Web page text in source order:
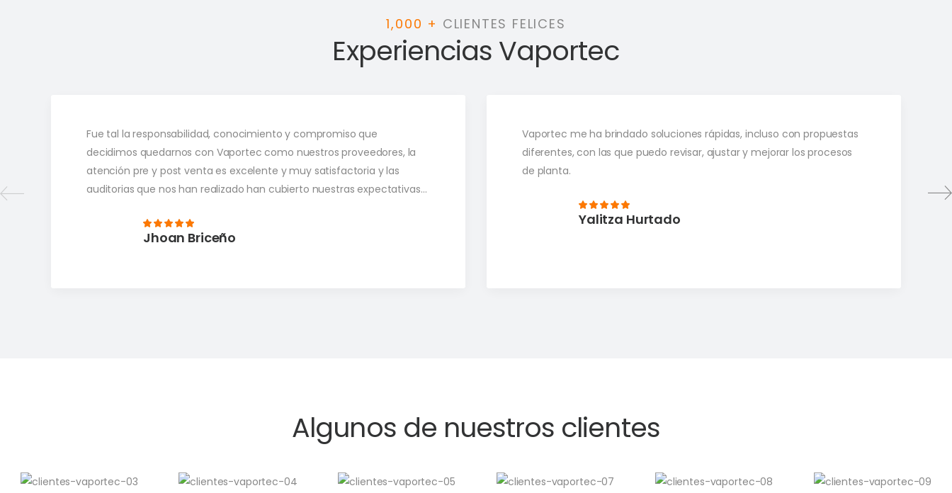
1,000 + CLIENTES FELICES
Experiencias Vaportec
Fue tal la responsabilidad, conocimiento y compromiso que
decidimos quedarnos con Vaportec como nuestros proveedores, la
atención pre y post venta es excelente y muy satisfactoria y las
auditorias que nos han realizado han cubierto nuestras expectativas
Jhoan Briceño
Vaportec me ha brindado soluciones rápidas, incluso con propuestas
diferentes, con las que puedo revisar, ajustar y mejorar los procesos
de planta.
Yalitza Hurtado
Algunos de nuestros clientes